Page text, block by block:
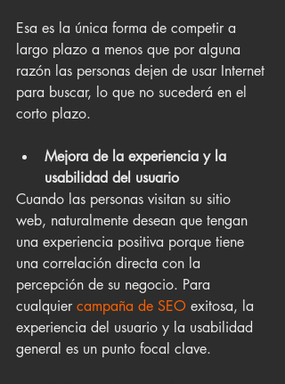
Esa es la única forma de competir a
largo plazo a menos que por alguna
razón las personas dejen de usar Internet
para buscar, lo que no sucederá en el
corto plazo.
Mejora de la experiencia y la
usabilidad del usuario
Cuando las personas visitan su sitio
web, naturalmente desean que tengan
una experiencia positiva porque tiene
una correlación directa con la
percepción de su negocio. Para
cualquier campaña de SEO exitosa, la
experiencia del usuario y la usabilidad
general es un punto focal clave.